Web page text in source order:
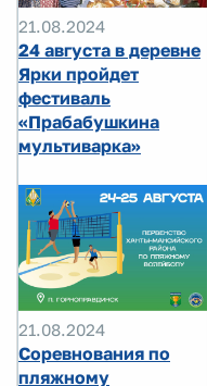
21.08.2024
24 августа в деревне
Ярки пройдет
фестиваль
«Прабабушкина
мультиварка»
21.08.2024
Соревнования по
пляжному